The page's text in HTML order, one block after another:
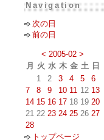
Navigation
次の日
前の日
< 2005-02 >
月
火 水 木 金 土 日
1
2 3 4 5
6
7
8 9 10 11 12 13
14 15 16 17 18 19 20
21 22 23 24 25 26 27
28
トップページ